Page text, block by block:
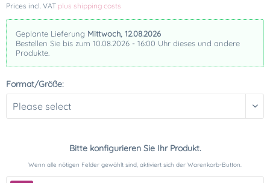
Prices incl. VAT plus shipping costs
Geplante Lieferung Mittwoch, 12.08.2026
Bestellen Sie bis zum 10.08.2026 - 16:00 Uhr dieses und andere
Produkte.
Format/Größe:
Bitte konfigurieren Sie Ihr Produkt.
Wenn alle nötigen Felder gewählt sind, aktiviert sich der Warenkorb-Button.